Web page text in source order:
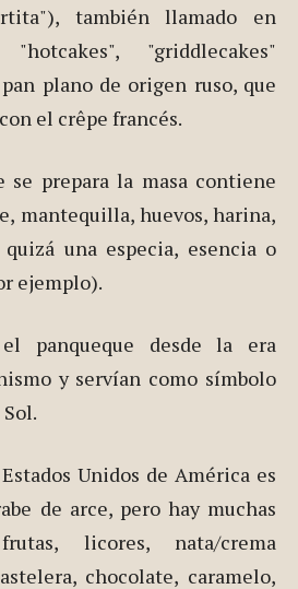
Tuesday).
ingléspancake, conocido en
también llamado en
plano de origen ruso, que
el crêpe francés.
prepara la masa contiene
una especia, esencia o
ejemplo).
y servían como símbolo
Unidos de América es